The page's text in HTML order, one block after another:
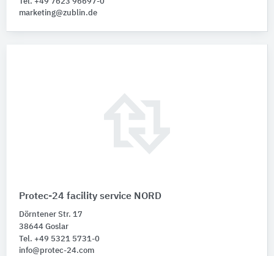
Tel. +49 7623 96697-0
marketing@zublin.de
Protec-24 facility service NORD
Dörntener Str. 17
38644 Goslar
Tel. +49 5321 5731-0
info@protec-24.com